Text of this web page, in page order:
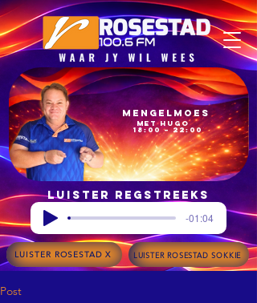
18:00 – 22:00
met Hugo
Mengelmoes
Luister regstreeks
-01:04
LUISTER ROSESTAD X LUISTER ROSESTAD SOKKIE
Post